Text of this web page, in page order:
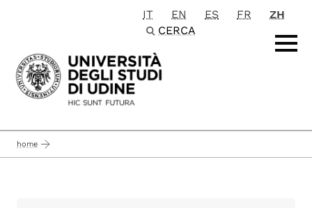
Passa al contenuto principale
IT EN ES FR
ZH
CERCA
home